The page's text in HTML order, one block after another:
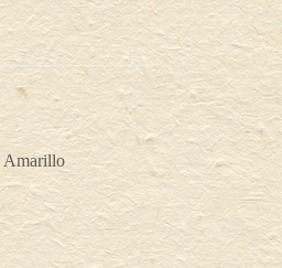
Amarillo